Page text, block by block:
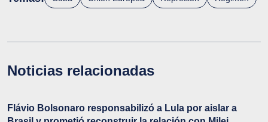
Noticias relacionadas
Flávio Bolsonaro responsabilizó a Lula por aislar a